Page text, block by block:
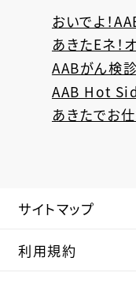
おいでよ！
あきたEネ！
AABがん検
AAB Hot
あきたでお
サイトマップ
利用規約